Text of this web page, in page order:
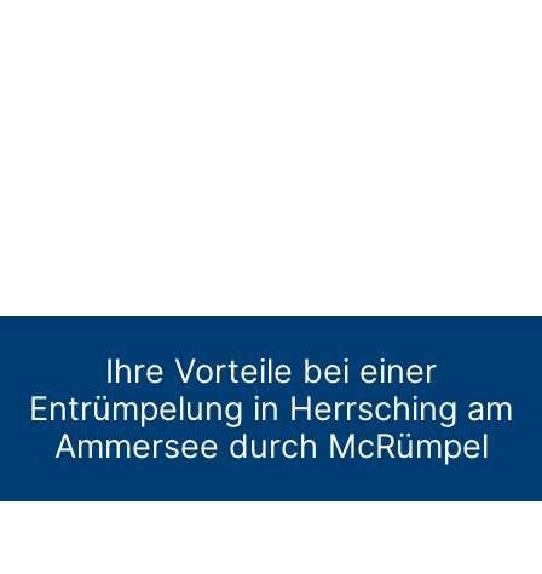
Ihre Vorteile bei einer
Entrümpelung in Herrsching am
Ammersee durch McRümpel